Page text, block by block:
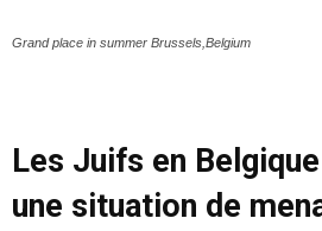
Grand place in summer Brussels,Belgium
« Les Juifs en
une situation de